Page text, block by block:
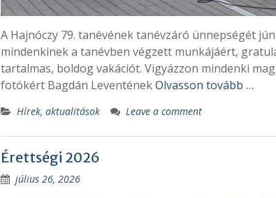
A Hajnóczy 79. tanévének tanévzáró ünnepségét
mindenkinek a tanévben végzett munkájáért,
tartalmas, boldog vakációt. Vigyázzon mindenki
fotókért Bagdán LeventénekOlvasson tovább …
Hírek, aktualitások Leave a comment
Érettségi 2026
július 26, 2026